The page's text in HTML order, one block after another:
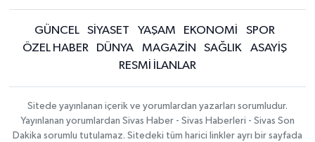
GÜNCEL SİYASET YAŞAM EKONOMİ
SPOR
ÖZEL HABER
DÜNYA MAGAZİN SAĞLIK
ASAYİŞ
RESMİ İLANLAR
Sitede yayınlanan içerik ve yorumlardan yazarları sorumludur.
Yayınlanan yorumlardan Sivas Haber - Sivas Haberleri - Sivas Son
Dakika sorumlu tutulamaz. Sitedeki tüm harici linkler ayrı bir sayfada